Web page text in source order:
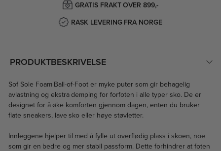
GRATIS FRAKT OVER 899,-
RASK LEVERING FRA NORGE
PRODUKTBESKRIVELSE
Sof Sole Foam Ball-of-Foot er myke puter som gir behagelig
avlastning og ekstra demping for forfoten i alle typer sko. De er
designet for å øke komforten gjennom dagen, enten du bruker
flate sneakers, lave sko eller høye støvletter.
Innleggene hjelper til med å fylle ut overflødig plass i skoen, noe
som gir en bedre og mer stabil passform. Dette forhindrer at foten